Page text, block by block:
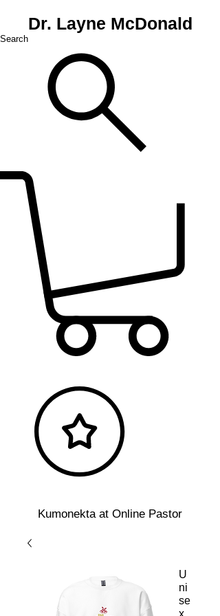
Dr. Layne McDonald
Search
Kumonekta at Online Pastor
U
ni
se
x